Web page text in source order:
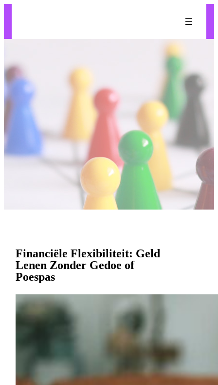
Financiële Flexibiliteit: Geld
Lenen Zonder Gedoe of
Poespas